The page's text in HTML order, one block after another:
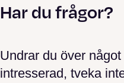
Har du frågor?
Undrar du över
intresserad, tveka